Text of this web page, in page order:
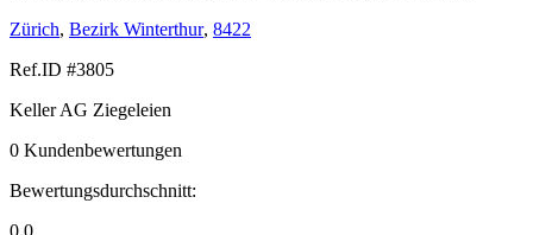
Zürich, Bezirk Winterthur, 8422
Ref.ID #3805
Keller AG Ziegeleien
0 Kundenbewertungen
Bewertungsdurchschnitt:
0.0